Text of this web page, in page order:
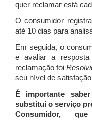
quer reclamar está
O consumidor
até 10 dias para
Em seguida, o
e avaliar a
reclamação foi
seu nível de
É importante
substitui o serviço
Consumidor,